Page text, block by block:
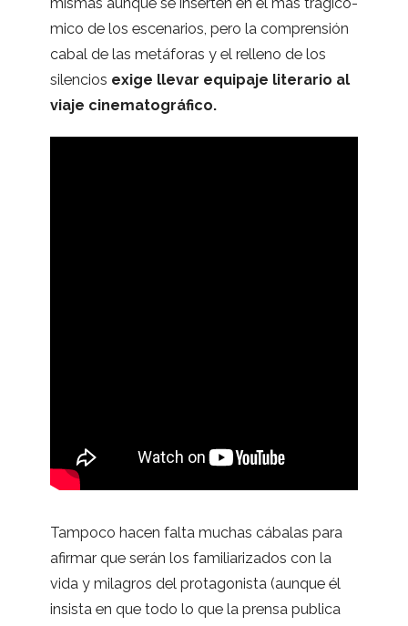
mis­mas aun­que se inser­ten en el más tra­gi­có­
mico de los esce­na­rios, pero la com­pren­sión
cabal de las metá­fo­ras y el relleno de los
silen­cios exige lle­var equi­paje lite­ra­rio al
viaje cinematográfico.
Tam­poco hacen falta muchas cába­las para
afir­mar que serán los fami­lia­ri­za­dos con la
vida y mila­gros del pro­ta­go­nista (aun­que él
insista en que todo lo que la prensa publica